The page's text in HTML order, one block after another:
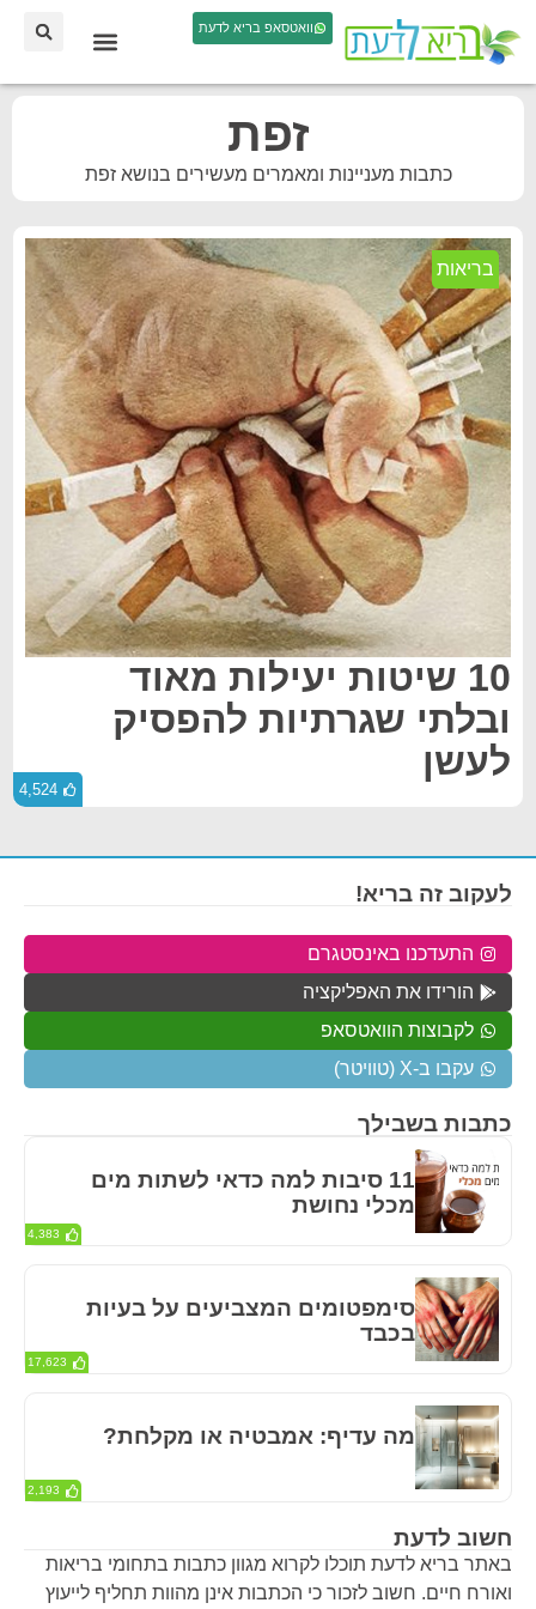
וואטסאפ בריא לדעת
זפת
כתבות מעניינות ומאמרים מעשירים בנושא זפת
בריאות
10 שיטות יעילות מאוד
ובלתי שגרתיות להפסיק
לעשן
4,524
חשוב לדעת
באתר בריא לדעת תוכלו לקרוא מגוון כתבות בתחומי בריאות
ואורח חיים. חשוב לזכור כי הכתבות אינן מהוות תחליף לייעוץ
כתבות בשבילך
11 סיבות למה כדאי לשתות מים
מכלי נחושת
4,383
סימפטומים המצביעים על בעיות
בכבד
17,623
מה עדיף: אמבטיה או מקלחת?
2,193
לעקוב זה בריא!
התעדכנו באינסטגרם
הורידו את האפליקציה
לקבוצות הוואטסאפ
עקבו ב-X (טוויטר)